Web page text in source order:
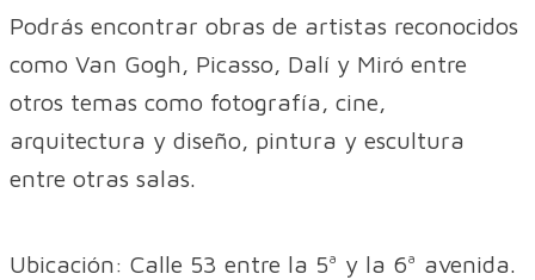
Podrás encontrar obras de artistas reconocidos
como Van Gogh, Picasso, Dalí y Miró entre
otros temas como fotografía, cine,
arquitectura y diseño, pintura y escultura
entre otras salas.
Ubicación: Calle 53 entre la 5ª y la 6ª avenida.